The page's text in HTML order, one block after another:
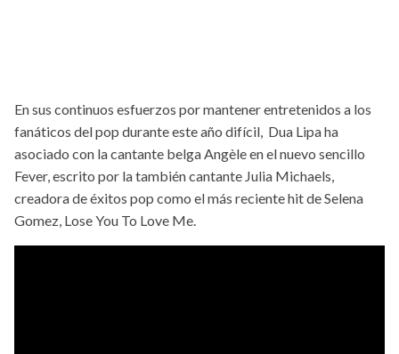
En sus continuos esfuerzos por mantener entretenidos a los
fanáticos del pop durante este año difícil, Dua Lipa ha
asociado con la cantante belga Angèle en el nuevo sencillo
Fever, escrito por la también cantante Julia Michaels,
creadora de éxitos pop como el más reciente hit de Selena
Gomez, Lose You To Love Me.